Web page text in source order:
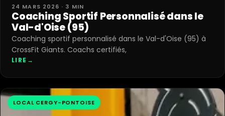
24 MARS 2026 · 3 MIN
Coaching Sportif Personnalisé dans le
Val-d'Oise (95)
Coaching sportif personnalisé dans le Val-d'Oise (95) à
CrossFit Giants. Coachs certifiés,
LIRE →
LOCAL CERGY-PONTOISE